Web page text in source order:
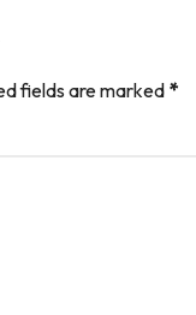
fields are marked*